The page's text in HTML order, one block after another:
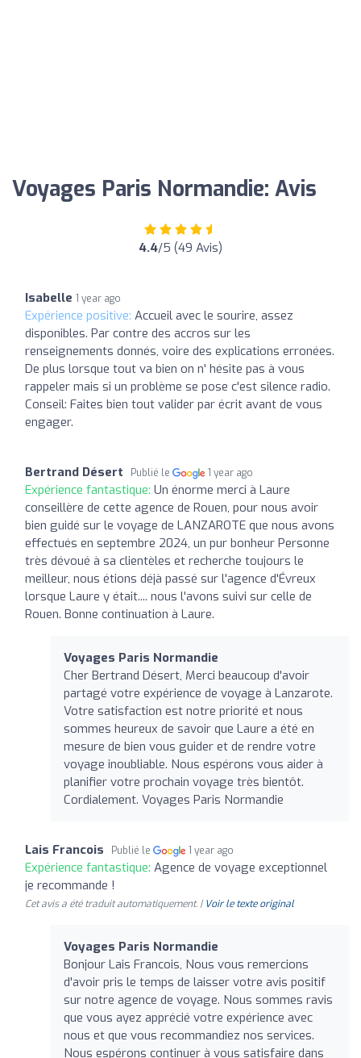
Voyages Paris Normandie: Avis
4.4/5 (49 Avis)
Isabelle 1 year ago
Expérience positive: Accueil avec le sourire, assez
disponibles. Par contre des accros sur les
renseignements donnés, voire des explications erronées.
De plus lorsque tout va bien on n' hésite pas à vous
rappeler mais si un problème se pose c'est silence radio.
Conseil: Faites bien tout valider par écrit avant de vous
engager.
Bertrand Désert Publié le 1 year ago
Expérience fantastique: Un énorme merci à Laure
conseillère de cette agence de Rouen, pour nous avoir
bien guidé sur le voyage de LANZAROTE que nous avons
effectués en septembre 2024, un pur bonheur Personne
très dévoué à sa clientèles et recherche toujours le
meilleur, nous étions déjà passé sur l'agence d'Évreux
lorsque Laure y était.... nous l'avons suivi sur celle de
Rouen. Bonne continuation à Laure.
Voyages Paris Normandie
Cher Bertrand Désert, Merci beaucoup d'avoir
partagé votre expérience de voyage à Lanzarote.
Votre satisfaction est notre priorité et nous
sommes heureux de savoir que Laure a été en
mesure de bien vous guider et de rendre votre
voyage inoubliable. Nous espérons vous aider à
planifier votre prochain voyage très bientôt.
Cordialement. Voyages Paris Normandie
Lais Francois Publié le 1 year ago
Expérience fantastique: Agence de voyage exceptionnel
je recommande !
Cet avis a été traduit automatiquement. | Voir le texte original
Voyages Paris Normandie
Bonjour Lais Francois, Nous vous remercions
d'avoir pris le temps de laisser votre avis positif
sur notre agence de voyage. Nous sommes ravis
que vous ayez apprécié votre expérience avec
nous et que vous recommandiez nos services.
Nous espérons continuer à vous satisfaire dans